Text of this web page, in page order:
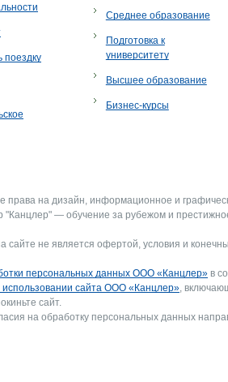
поездку
Среднее образование
Подготовка к
университету
Высшее образование
Бизнес-курсы
права на дизайн, информационное и
"Канцлер" — обучение за рубежом и
сайте не является офертой, условия и
персональных данных ООО «Канцлер» в
сайта ООО «Канцлер»,
сайт.
на обработку персональных данных